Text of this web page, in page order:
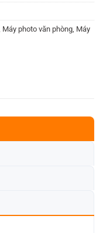
Máy photo văn phòng Máy